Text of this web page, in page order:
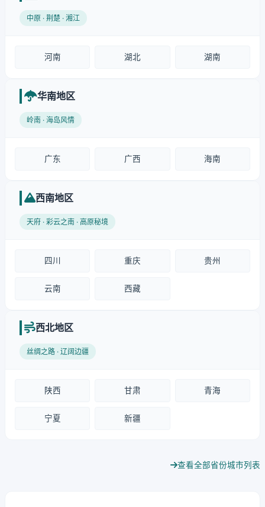
中原 · 荆楚 · 湘江
河南 湖北 湖南
华南地区
岭南 · 海岛风情
广东 广西 海南
西南地区
天府 · 彩云之南 · 高原秘境
四川 重庆 贵州
云南 西藏
西北地区
丝绸之路 · 辽阔边疆
陕西 甘肃 青海
宁夏 新疆
查看全部省份城市列表